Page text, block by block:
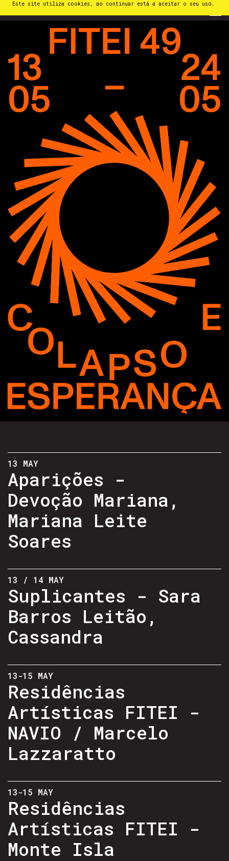
Este site utiliza cookies, ao continuar está a aceitar o seu uso.
13 MAY
Aparições -
Devoção Mariana,
Mariana Leite
Soares
13 / 14 MAY
Suplicantes - Sara
Barros Leitão,
Cassandra
13-15 MAY
Residências
Artísticas FITEI -
NAVIO / Marcelo
Lazzaratto
13-15 MAY
Residências
Artísticas FITEI -
Monte Isla